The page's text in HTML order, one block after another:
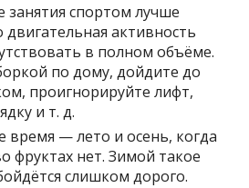
занятия спортом лучше
активность
в полном объёме.
по дому, дойдите до
проигнорируйте лифт,
и т. д.
время — лето и осень, когда
фруктах нет. Зимой такое
слишком дорого.